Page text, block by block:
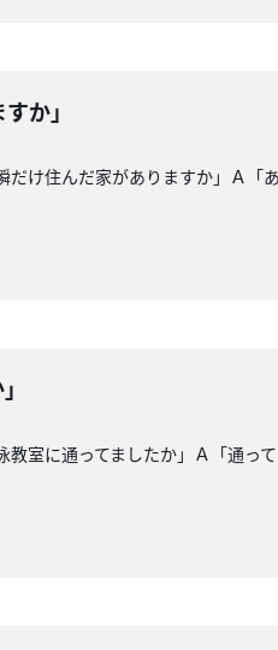
か」
だけ住んだ家がありますか」Ａ
教室に通ってましたか」Ａ「通っ